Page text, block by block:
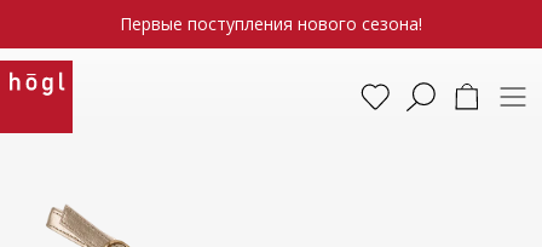
Первые поступления нового сезона!